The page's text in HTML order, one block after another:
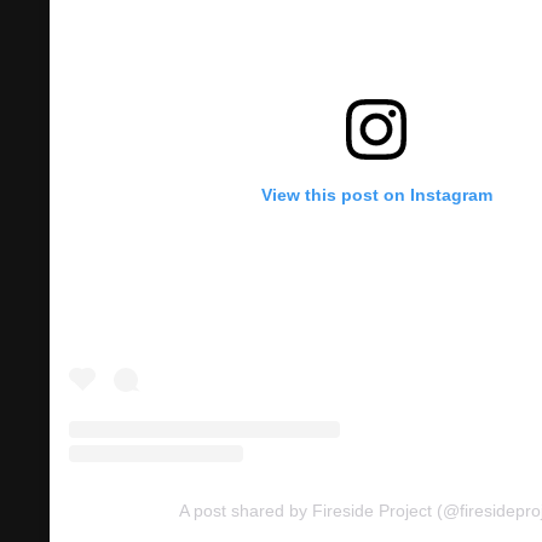
View this post on Instagram
A post shared by Fireside Project